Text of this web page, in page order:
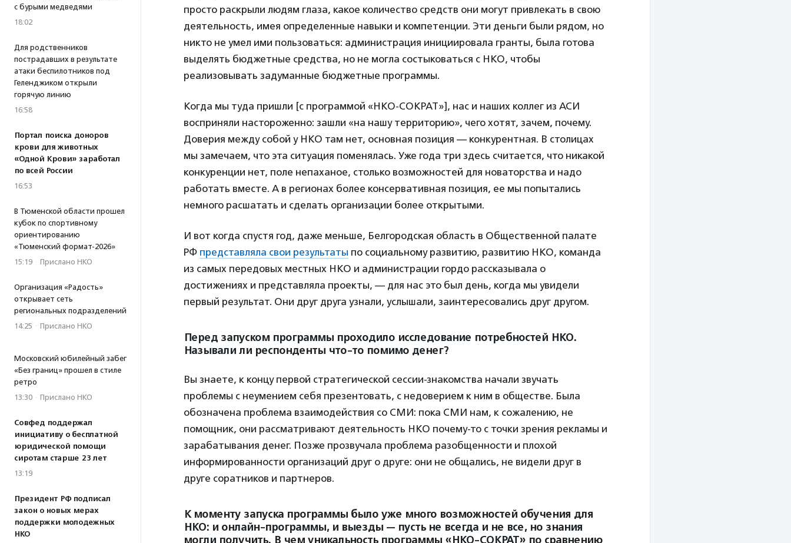
с бурыми медведями
18:02
Для родственников
пострадавших в результате
атаки беспилотников под
Геленджиком открыли
горячую линию
16:58
Портал поиска доноров
крови для животных
«Одной Крови» заработал
по всей России
16:53
В Тюменской области прошел
кубок по спортивному
ориентированию
«Тюменский формат-2026»
15:19 · Прислано НКО
Организация «Радость»
открывает сеть
региональных подразделений
14:25 · Прислано НКО
Московский юбилейный забег
«Без границ» прошел в стиле
ретро
13:30 · Прислано НКО
Совфед поддержал
инициативу о бесплатной
юридической помощи
сиротам старше 23 лет
13:19
Президент РФ подписал
закон о новых мерах
поддержки молодежных
НКО
просто раскрыли людям глаза, какое количество средств они могут привлекать в свою
деятельность, имея определенные навыки и компетенции. Эти деньги были рядом, но
никто не умел ими пользоваться: администрация инициировала гранты, была готова
выделять бюджетные средства, но не могла состыковаться с НКО, чтобы
реализовывать задуманные бюджетные программы.
Когда мы туда пришли [с программой «НКО-СОКРАТ»], нас и наших коллег из АСИ
восприняли настороженно: зашли «на нашу территорию», чего хотят, зачем, почему.
Доверия между собой у НКО там нет, основная позиция — конкурентная. В столицах
мы замечаем, что эта ситуация поменялась. Уже года три здесь считается, что никакой
конкуренции нет, поле непаханое, столько возможностей для новаторства и надо
работать вместе. А в регионах более консервативная позиция, ее мы попытались
немного расшатать и сделать организации более открытыми.
И вот когда спустя год, даже меньше, Белгородская область в Общественной палате
РФ представляла свои результаты по социальному развитию, развитию НКО, команда
из самых передовых местных НКО и администрации гордо рассказывала о
достижениях и представляла проекты, — для нас это был день, когда мы увидели
первый результат. Они друг друга узнали, услышали, заинтересовались друг другом.
Перед запуском программы проходило исследование потребностей НКО.
Называли ли респонденты что-то помимо денег?
Вы знаете, к концу первой стратегической сессии-знакомства начали звучать
проблемы с неумением себя презентовать, с недоверием к ним в обществе. Была
обозначена проблема взаимодействия со СМИ: пока СМИ нам, к сожалению, не
помощник, они рассматривают деятельность НКО почему-то с точки зрения рекламы и
зарабатывания денег. Позже прозвучала проблема разобщенности и плохой
информированности организаций друг о друге: они не общались, не видели друг в
друге соратников и партнеров.
К моменту запуска программы было уже много возможностей обучения для
НКО: и онлайн-программы, и выезды — пусть не всегда и не все, но знания
могли получить. В чем уникальность программы «НКО-СОКРАТ» по сравнению